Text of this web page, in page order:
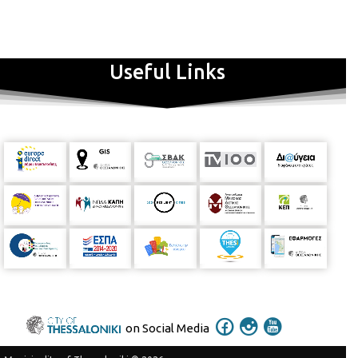
Useful Links
on Social Media